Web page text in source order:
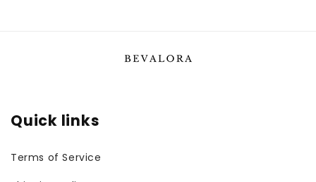
Quick links
Terms of Service